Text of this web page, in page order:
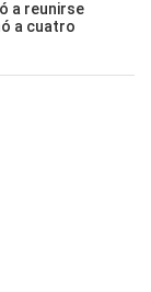
a reunirse
a cuatro